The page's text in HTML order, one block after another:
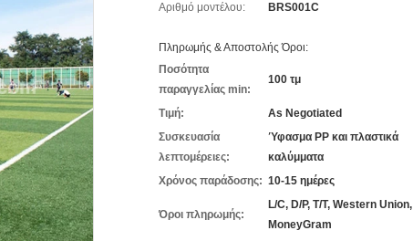
Αριθμό μοντέλου:
BRS001C
Πληρωμής & Αποστολής Όροι:
Ποσότητα
παραγγελίας min:
100 τμ
Τιμή:
As Negotiated
Συσκευασία
λεπτομέρειες:
Ύφασμα PP και πλαστικά
καλύμματα
Χρόνος παράδοσης: 10-15 ημέρες
Όροι πληρωμής:
L/C, D/P, T/T, Western Union,
MoneyGram